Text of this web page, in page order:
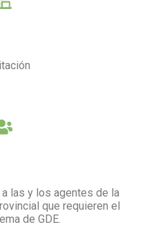
las y los agentes de la
que requieren el
de GDE.